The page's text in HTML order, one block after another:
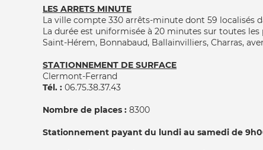
LES ARRETS MINUTE
La ville compte 330 arrêts-minute dont 59 localisés
La durée est uniformisée à 20 minutes sur toutes
Saint-Hérem, Bonnabaud, Ballainvilliers, Charras,
STATIONNEMENT DE SURFACE
Clermont-Ferrand
Tél. : 06.75.38.37.43
Nombre de places : 8300
Stationnement payant du lundi au samedi de